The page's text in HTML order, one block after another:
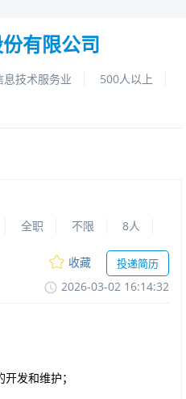
有限公司
技术服务业
500人以上
全职 不限
8人
收藏
投递简历
2026-03-0216:14:32
发和维护；